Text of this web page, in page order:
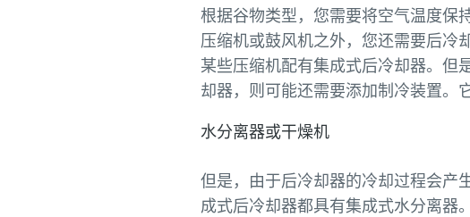
根据谷物类型，您需要将空气温度保
压缩机或鼓风机之外，您还需要后冷
某些压缩机配有集成式后冷却器。但
却器，则可能还需要添加制冷装置。
水分离器或干燥机
但是，由于后冷却器的冷却过程会产
成式后冷却器都具有集成式水分离器。